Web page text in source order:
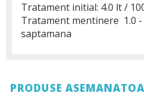
Tratament initial: 4.0 lt /
Tratament mentinere 1.0 -
saptamana
PRODUSE